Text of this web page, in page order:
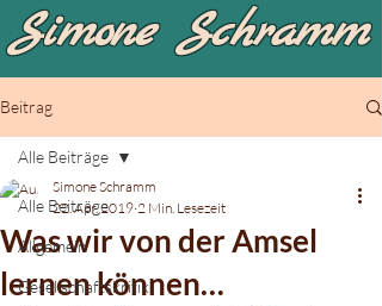
Simone Schramm
Beitrag
Alle Beiträge
Allgemein
Gesellschaftskritik
Alle Beiträge
Was wir von der Amsel
lernen können…
Simone Schramm
22. Apr. 2019 2 Min. Lesezeit